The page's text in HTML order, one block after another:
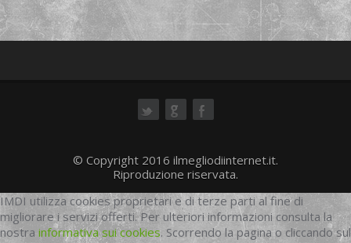
© Copyright 2016 ilmegliodiinternet.it.
Riproduzione riservata.
IMDI utilizza cookies proprietari e di terze parti al fine di
migliorare i servizi offerti. Per ulteriori informazioni consulta la
nostra informativa sui cookies. Scorrendo la pagina o cliccando sul